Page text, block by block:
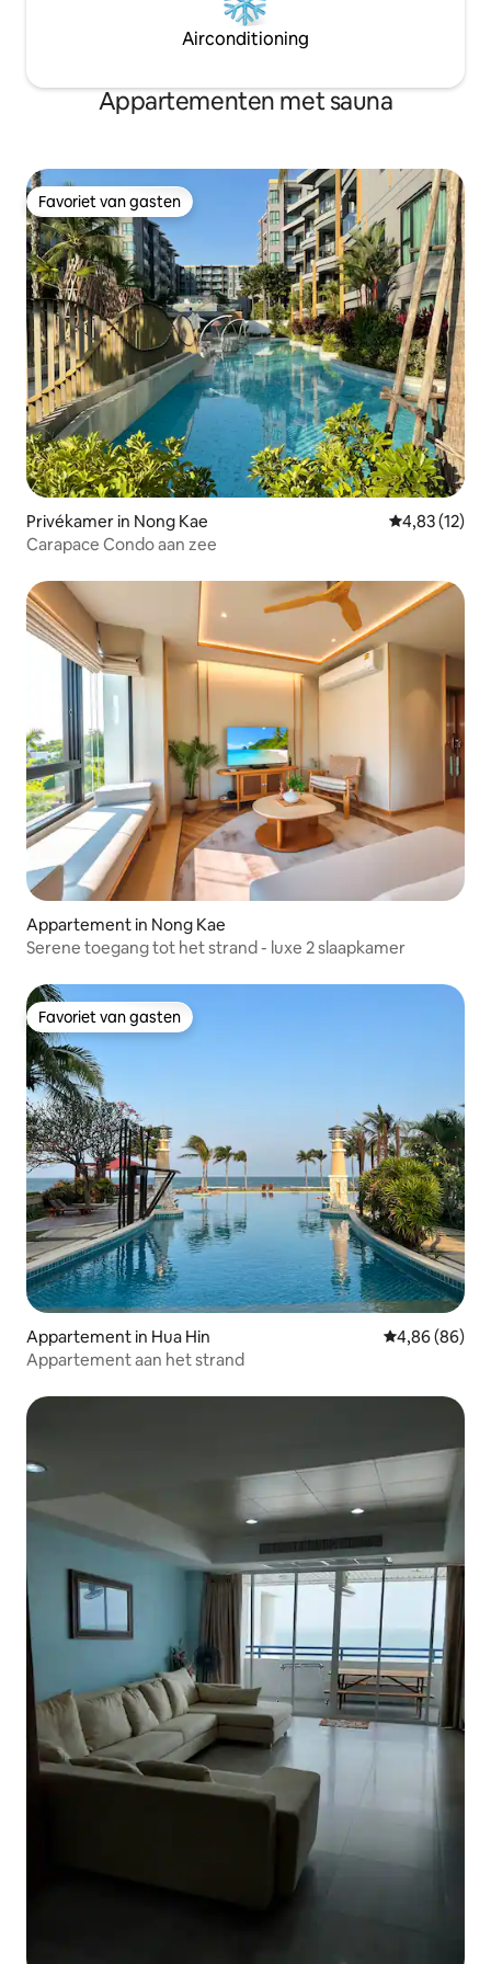
Airconditioning
Appartementen met sauna
Favoriet van gasten
Favoriet van gasten
Privékamer in Nong Kae Gemiddelde
4,83 (12)
Carapace Condo aan zee
Appartement in Nong Kae
Serene toegang tot het strand - luxe 2 slaapkamer
Favoriet van gasten
Favoriet van gasten
Appartement in Hua Hin Gemiddelde
4,86 (86)
Appartement aan het strand